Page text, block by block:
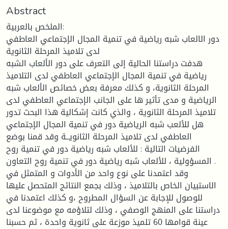
Abstract
الملخص بالعربية:
دور الالعاب شبه رياضية في تنمية المجال الإجتماعي العاطفي
لدى تلاميذ المرحلة الثانوية
هدفت دراستنا الحالية إلى التعرف على دور الألعاب الشبه
رياضية في تنمية المجال الإجتماعي العاطفي لدى التلاميذ
المرحلة الثانوية، و كذلك معرفة بعض خصائص الألعاب شبه
الرياضية و مدى تأثير ها على الجانب الإجتماعي العاطفي لدى
تلاميذ المرحلة الثانوية ، والذي كانت إشكالية هذا البحث تدور
هل للألعب شبه الرياضية دور في تنمية المجال الإجتماعي
العاطفي لدى تلاميذ المرحلة الثانويــة وقد قمنا بوضع
الفرضيات التالية : للألعاب شبه رياضية دور في تنمية روح
المسؤولية ، للألعاب شبه رياضية دور في تنمية روح التعاون .
وقد اعتمدنا على نوع واحد من الأدوات و المتمثل في
الاستبيان الخاص بالتلاميذ ، وذلك بجمع النتائج المتحصل عليها
للوصول للإجابة عن السؤال المطروح ،و كذلك اعتمدنا في
دراستنا على المنهج الوصفي ، وذلك لتلاؤمه مع موضوعنا لدى
عينة قوامها 60 تلميذ موزعة على ثانوية واحدة ، ثم حسبنا